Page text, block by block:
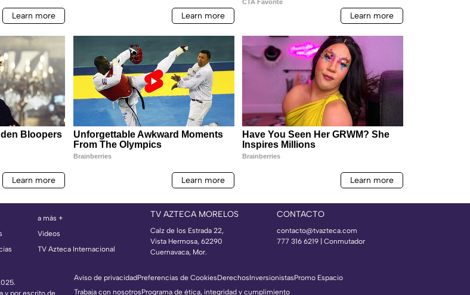
a más +
Videos
TV Azteca Internacional
TV AZTECA MORELOS
Calz de los Estrada 22,
Vista Hermosa, 62290
Cuernavaca, Mor.
CONTACTO
contacto@tvazteca.com
777 316 6219 | Conmutador
Aviso de privacidadPreferencias de CookiesDerechosInversionistasPromo Espacio
Trabaja con nosotrosPrograma de ética, integridad y cumplimiento